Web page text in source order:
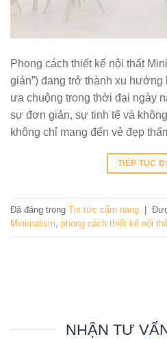
Phong cách thiết kế nội thất
giản”) đang trở thành xu
ưa chuộng trong thời đại ngày
sự đơn giản, sự tinh tế và
không chỉ mang đến vẻ đẹp
TIẾP TỤC
Đã đăng trong Tin tức cẩm nang
Minimalism, phong cách thiết kế nội
NHẬN TƯ